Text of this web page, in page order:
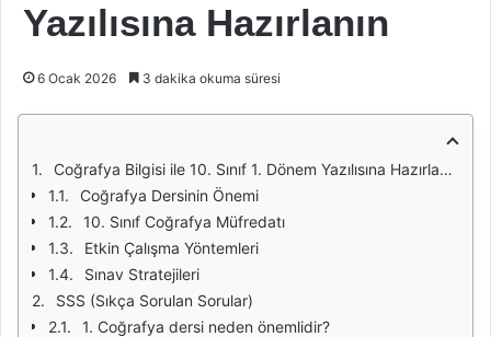
Yazılısına Hazırlanın
6 Ocak 2026 3 dakika okuma süresi
Coğrafya Bilgisi ile 10. Sınıf 1. Dönem Yazılısına Hazırlanın
Coğrafya Dersinin Önemi
10. Sınıf Coğrafya Müfredatı
Etkin Çalışma Yöntemleri
Sınav Stratejileri
SSS (Sıkça Sorulan Sorular)
1. Coğrafya dersi neden önemlidir?